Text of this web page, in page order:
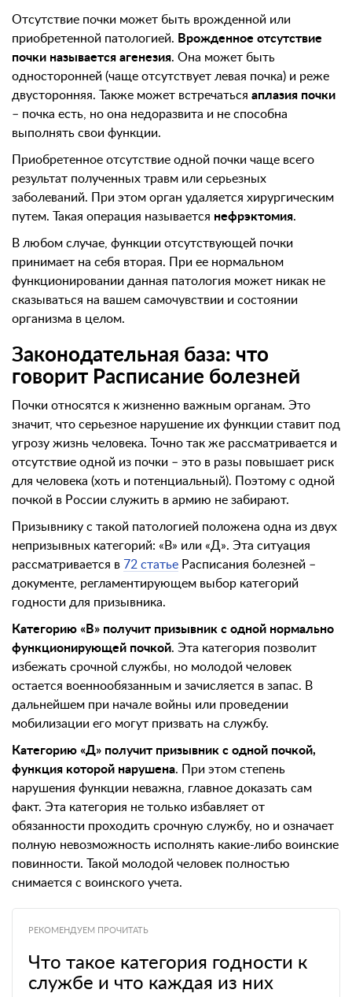
Отсутствие почки может быть врожденной или
приобретенной патологией. Врожденное отсутствие
почки называется агенезия. Она может быть
односторонней (чаще отсутствует левая почка) и реже
двусторонняя. Также может встречаться аплазия почки
– почка есть, но она недоразвита и не способна
выполнять свои функции.
Приобретенное отсутствие одной почки чаще всего
результат полученных травм или серьезных
заболеваний. При этом орган удаляется хирургическим
путем. Такая операция называется нефрэктомия.
В любом случае, функции отсутствующей почки
принимает на себя вторая. При ее нормальном
функционировании данная патология может никак не
сказываться на вашем самочувствии и состоянии
организма в целом.
Законодательная база: что
говорит Расписание болезней
Почки относятся к жизненно важным органам. Это
значит, что серьезное нарушение их функции ставит под
угрозу жизнь человека. Точно так же рассматривается и
отсутствие одной из почки – это в разы повышает риск
для человека (хоть и потенциальный). Поэтому с одной
почкой в России служить в армию не забирают.
Призывнику с такой патологией положена одна из двух
непризывных категорий: «В» или «Д». Эта ситуация
рассматривается в 72 статье Расписания болезней –
документе, регламентирующем выбор категорий
годности для призывника.
Категорию «В» получит призывник с одной нормально
функционирующей почкой. Эта категория позволит
избежать срочной службы, но молодой человек
остается военнообязанным и зачисляется в запас. В
дальнейшем при начале войны или проведении
мобилизации его могут призвать на службу.
Категорию «Д» получит призывник с одной почкой,
функция которой нарушена. При этом степень
нарушения функции неважна, главное доказать сам
факт. Эта категория не только избавляет от
обязанности проходить срочную службу, но и означает
полную невозможность исполнять какие-либо воинские
повинности. Такой молодой человек полностью
снимается с воинского учета.
РЕКОМЕНДУЕМ ПРОЧИТАТЬ
Что такое категория годности к
службе и что каждая из них